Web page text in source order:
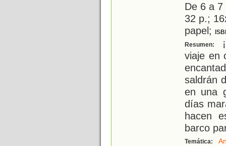
De 6 a
32 p.;
papel;
Resumen:
viaje en
saldrán
en una
días
hacen
barco
Temática: